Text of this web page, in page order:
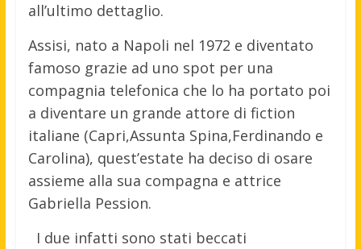
all’ultimo dettaglio.
Assisi, nato a Napoli nel 1972 e diventato
famoso grazie ad uno spot per una
compagnia telefonica che lo ha portato poi
a diventare un grande attore di fiction
italiane (Capri,Assunta Spina,Ferdinando e
Carolina), quest’estate ha deciso di osare
assieme alla sua compagna e attrice
Gabriella Pession.
I due infatti sono stati beccati